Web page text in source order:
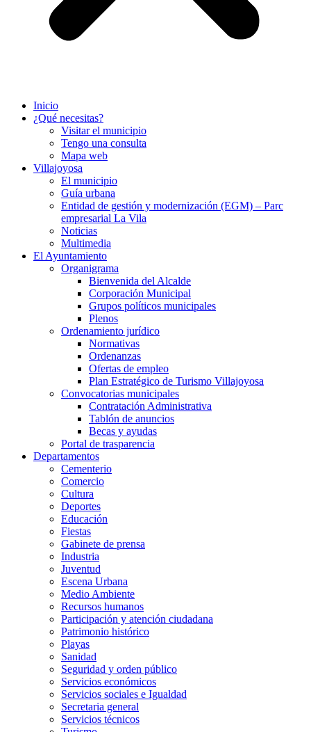
Inicio
¿Qué necesitas?
Visitar el municipio
Tengo una consulta
Mapa web
Villajoyosa
El municipio
Guía urbana
Entidad de gestión y modernización (EGM) – Parc
empresarial La Vila
Noticias
Multimedia
El Ayuntamiento
Organigrama
Bienvenida del Alcalde
Corporación Municipal
Grupos políticos municipales
Plenos
Ordenamiento jurídico
Normativas
Ordenanzas
Ofertas de empleo
Plan Estratégico de Turismo Villajoyosa
Convocatorias municipales
Contratación Administrativa
Tablón de anuncios
Becas y ayudas
Portal de trasparencia
Departamentos
Cementerio
Comercio
Cultura
Deportes
Educación
Fiestas
Gabinete de prensa
Industria
Juventud
Escena Urbana
Medio Ambiente
Recursos humanos
Participación y atención ciudadana
Patrimonio histórico
Playas
Sanidad
Seguridad y orden público
Servicios económicos
Servicios sociales e Igualdad
Secretaria general
Servicios técnicos